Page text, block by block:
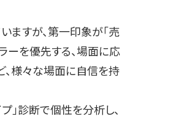
ますが、第一印象が「売
ーを優先する、場面に応
、様々な場面に自信を持
」診断で個性を分析し、